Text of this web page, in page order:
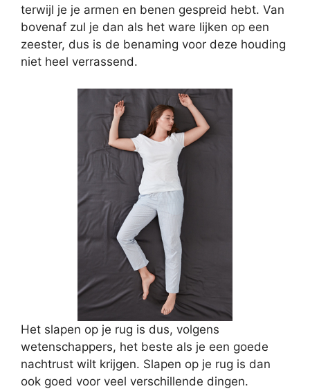
terwijl je je armen en benen gespreid hebt. Van
bovenaf zul je dan als het ware lijken op een
zeester, dus is de benaming voor deze houding
niet heel verrassend.
Het slapen op je rug is dus, volgens
wetenschappers, het beste als je een goede
nachtrust wilt krijgen. Slapen op je rug is dan
ook goed voor veel verschillende dingen.